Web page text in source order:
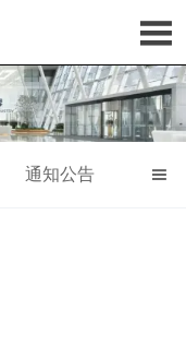

通知公告 